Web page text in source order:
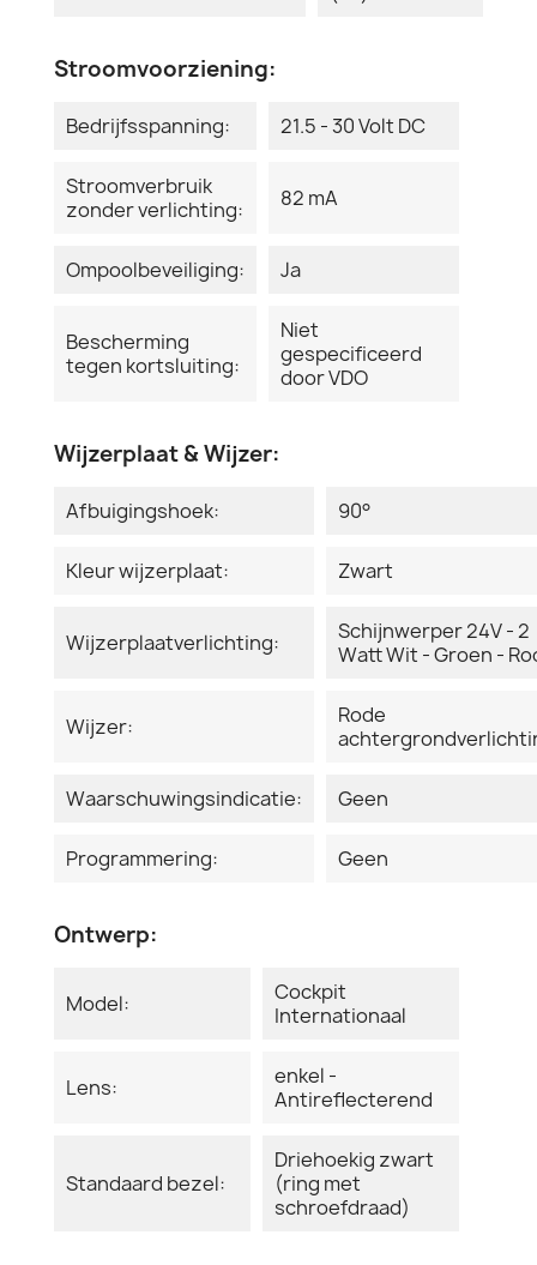
Stroomvoorziening:
Bedrijfsspanning: 21.5 - 30 Volt DC
Stroomverbruik
zonder verlichting:
82 mA
Ompoolbeveiliging: Ja
Bescherming
tegen kortsluiting:
Niet
gespecificeerd
door VDO
Wijzerplaat & Wijzer:
Afbuigingshoek: 90°
Kleur wijzerplaat: Zwart
Wijzerplaatverlichting:
Schijnwerper 24V - 2
Watt Wit - Groen -
Wijzer:
Rode
Waarschuwingsindicatie: Geen
Programmering: Geen
Ontwerp:
Model:
Cockpit
Internationaal
Lens:
enkel -
Antireflecterend
Standaard bezel:
Driehoekig zwart
(ring met
schroefdraad)